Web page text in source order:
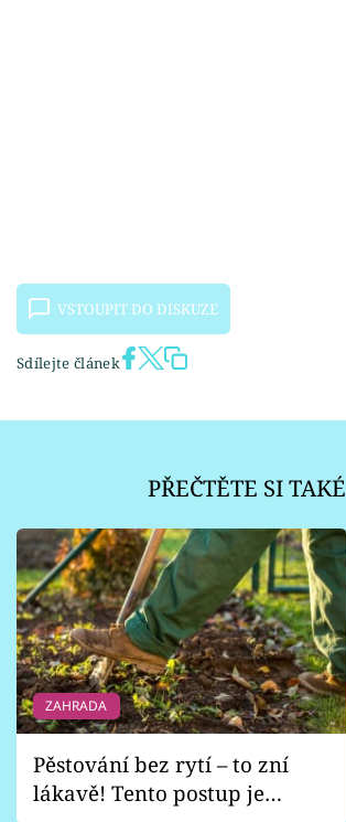
VSTOUPIT DO DISKUZE
Sdílejte článek
PŘEČTĚTE SI TAKÉ
ZAHRADA
Pěstování bez rytí – to zní
lákavě! Tento postup je